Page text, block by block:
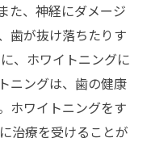
た、神経にダメージ
歯が抜け落ちたりす
、ホワイトニングに
ニングは、歯の健康
ホワイトニングをす
治療を受けることが